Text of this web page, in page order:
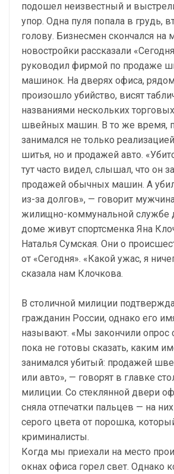
подошел неизвестный и
упор. Одна пуля попала в грудь,
голову. Бизнесмен скончался на
новостройки рассказали
руководил фирмой по продаже
машинок. На дверях офиса,
произошло убийство, висят
названиями нескольких
швейных машин. В то же время,
занимался не только
шитья, но и продажей авто.
тут часто видел, слышал, что он
продажей обычных машин. А
из-за долгов», — говорит
жилищно-коммунальной службе
доме живут спортсменка Яна
Наталья Сумская. Они о
от «Сегодня». «Какой ужас, я
сказала нам Клочкова.
В столичной милиции
гражданин России, однако его
называют. «Мы закончили опрос
пока не готовы сказать, каким
занимался убитый: продажей
или авто», — говорят в главке
милиции. Со стеклянной двери
сняла отпечатки пальцев — на
серого цвета от порошка,
криминалисты.
Когда мы приехали на место
окнах офиса горел свет. Однако